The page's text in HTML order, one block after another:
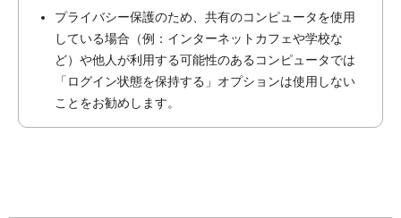
プライバシー保護のため、共有のコンピュータを使用
している場合（例：インターネットカフェや学校な
ど）や他人が利用する可能性のあるコンピュータでは
「ログイン状態を保持する」オプションは使用しない
ことをお勧めします。